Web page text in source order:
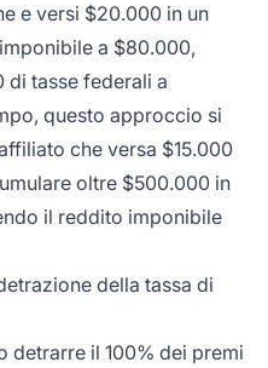
e versi $20.000 in un
a $80.000,
tasse federali a
questo approccio si
che versa $15.000
oltre $500.000 in
il reddito imponibile
della tassa di
detrarre il 100% dei premi